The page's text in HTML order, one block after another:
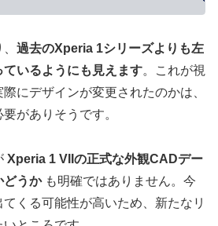
過去のXperia 1シリーズよりも左
いるようにも見えます。これが視
にデザインが変更されたのかは、
がありそうです。
Xperia 1 VIIの正式な外観CADデー
どうかも明確ではありません。今
くる可能性が高いため、新たなリ